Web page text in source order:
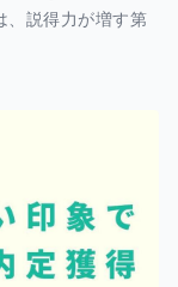
、説得力が増す第